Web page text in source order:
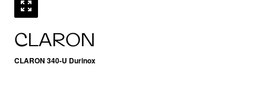
CLARON
CLARON 340-U Durinox